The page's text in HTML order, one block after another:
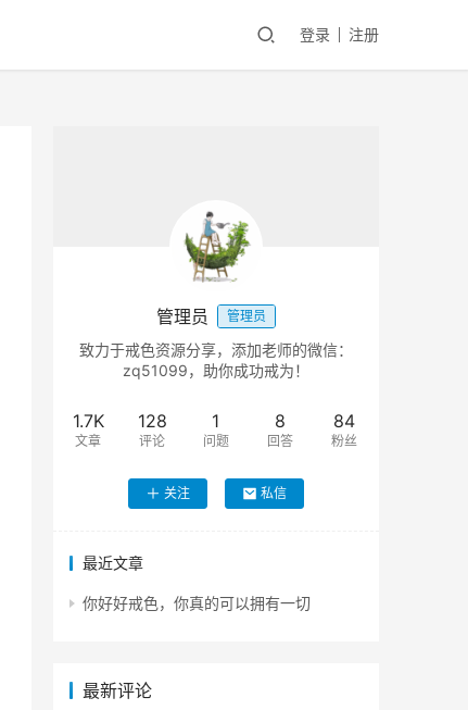
登录 注册
管理员 管理员
致力于戒色资源分享，添加老师的微信：
zq51099，助你成功戒为！
1.7K
文章
128
评论
1
问题
8
回答
84
粉丝
关注 私信
最近文章
你好好戒色，你真的可以拥有一切
最新评论